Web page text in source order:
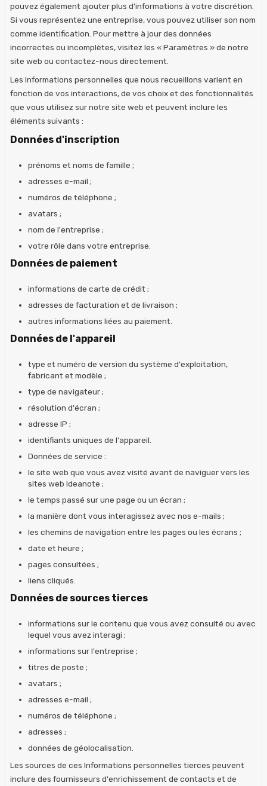
pouvez également ajouter plus d'informations à votre discrétion.
Si vous représentez une entreprise, vous pouvez utiliser son nom
comme identification. Pour mettre à jour des données
incorrectes ou incomplètes, visitez les « Paramètres » de notre
site web ou contactez-nous directement.
Les Informations personnelles que nous recueillons varient en
fonction de vos interactions, de vos choix et des fonctionnalités
que vous utilisez sur notre site web et peuvent inclure les
éléments suivants :
Données d'inscription
prénoms et noms de famille ;
adresses e-mail ;
numéros de téléphone ;
avatars ;
nom de l'entreprise ;
votre rôle dans votre entreprise.
Données de paiement
informations de carte de crédit ;
adresses de facturation et de livraison ;
autres informations liées au paiement.
Données de l'appareil
type et numéro de version du système d'exploitation,
fabricant et modèle ;
type de navigateur ;
résolution d'écran ;
adresse IP ;
identifiants uniques de l'appareil.
Données de service :
le site web que vous avez visité avant de naviguer vers les
sites web Ideanote ;
le temps passé sur une page ou un écran ;
la manière dont vous interagissez avec nos e-mails ;
les chemins de navigation entre les pages ou les écrans ;
date et heure ;
pages consultées ;
liens cliqués.
Données de sources tierces
informations sur le contenu que vous avez consulté ou avec
lequel vous avez interagi ;
informations sur l'entreprise ;
titres de poste ;
avatars ;
adresses e-mail ;
numéros de téléphone ;
adresses ;
données de géolocalisation.
Les sources de ces Informations personnelles tierces peuvent
inclure des fournisseurs d'enrichissement de contacts et de